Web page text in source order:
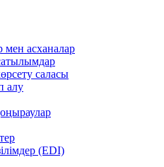
мен асханалар
саласы
алу
(EDI)